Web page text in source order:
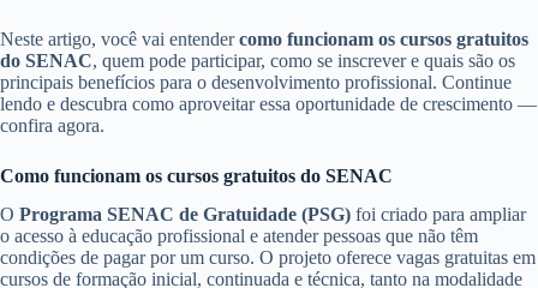
Neste artigo, você vai entendercomo funcionam os cursos gratuitos
do SENAC, quem pode participar, como se inscrever e quais são os
principais benefícios para o desenvolvimento profissional. Continue
lendo e descubra como aproveitar essa oportunidade de crescimento —
confira agora.
Como funcionam os cursos gratuitos do SENAC
O Programa SENAC de Gratuidade (PSG) foi criado para ampliar
o acesso à educação profissional e atender pessoas que não têm
condições de pagar por um curso. O projeto oferece vagas gratuitas em
cursos de formação inicial, continuada e técnica, tanto na modalidade